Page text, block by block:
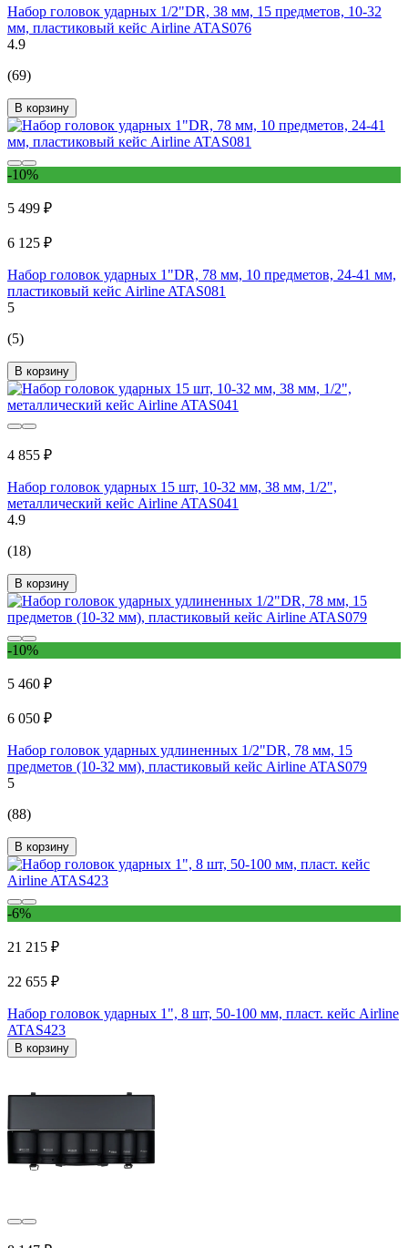
Набор головок ударных 1/2"DR, 38 мм, 15 предметов, 10-32
мм, пластиковый кейс Airline ATAS076
4.9
(69)
В корзину
-10%
5 499 ₽
6 125 ₽
Набор головок ударных 1"DR, 78 мм, 10 предметов, 24-41 мм,
пластиковый кейс Airline ATAS081
5
(5)
В корзину
4 855 ₽
Набор головок ударных 15 шт, 10-32 мм, 38 мм, 1/2",
металлический кейс Airline ATAS041
4.9
(18)
В корзину
-10%
5 460 ₽
6 050 ₽
Набор головок ударных удлиненных 1/2"DR, 78 мм, 15
предметов (10-32 мм), пластиковый кейс Airline ATAS079
5
(88)
В корзину
-6%
21 215 ₽
22 655 ₽
Набор головок ударных 1", 8 шт, 50-100 мм, пласт. кейс Airline
ATAS423
В корзину